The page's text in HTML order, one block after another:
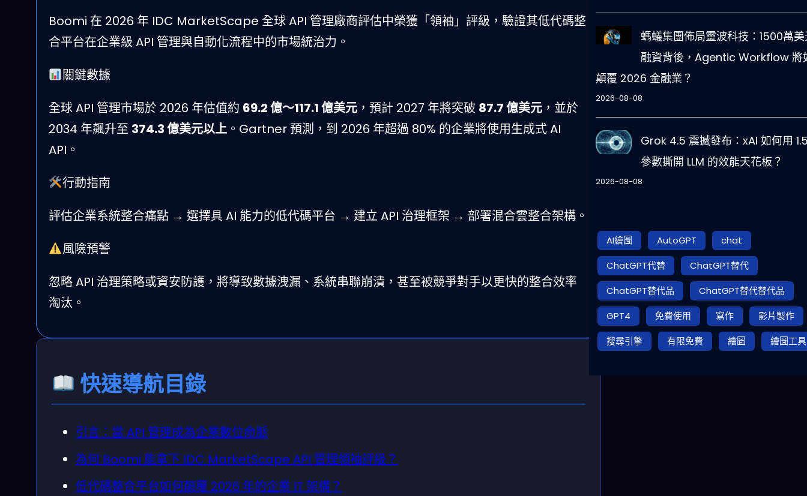
Boomi 在 2026 年 IDC MarketScape 全球 API 管理廠商評估中榮獲「領袖」評級，驗證其低代碼整
合平台在企業級 API 管理與自動化流程中的市場統治力。
關鍵數據
全球 API 管理市場於 2026 年估值約 69.2 億〜117.1 億美元 ，預計 2027 年將突破 87.7 億美元 ，並於
2034 年飆升至 374.3 億美元以上 。Gartner 預測，到 2026 年超過 80% 的企業將使用生成式 AI
API。
行動指南
評估企業系統整合痛點 → 選擇具 AI 能力的低代碼平台 → 建立 API 治理框架 → 部署混合雲整合架構。
風險預警
忽略 API 治理策略或資安防護，將導致數據洩漏、系統串聯崩潰，甚至被競爭對手以更快的整合效率
淘汰。
快速導航目錄
引言：當 API 管理成為企業數位命脈
為何 Boomi 能拿下 IDC MarketScape API 管理領袖評級？
低代碼整合平台如何顛覆 2026 年的企業 IT 架構？
螞蟻集團佈局靈波科技：1500萬
融資背後，Agentic Workflow 將
顛覆 2026 金融業？
2026-08-08
Grok 4.5 震撼發布：xAI 如何用
參數撕開 LLM 的效能天花板？
2026-08-08
AI繪圖 AutoGPT
chat
ChatGPT代替
ChatGPT替代
ChatGPT替代品
ChatGPT替代替代品
GPT4
免費使用 寫作
影片製作
搜尋引擎
有限免費 繪圖 繪圖工具